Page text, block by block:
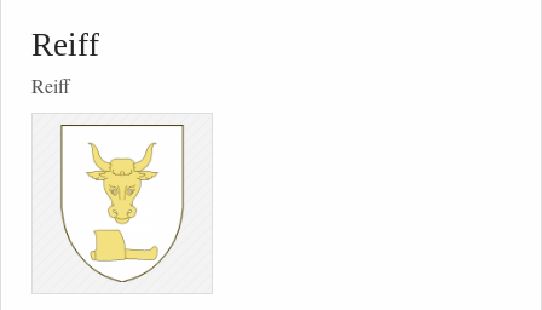
Reiff
Reiff